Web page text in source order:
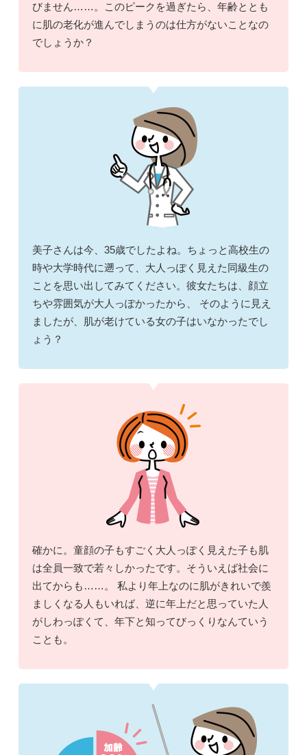
びません……。このピークを過ぎたら、年齢ととも
に肌の老化が進んでしまうのは仕方がないことなの
でしょうか？
美子さんは今、35歳でしたよね。ちょっと高校生の
時や大学時代に遡って、大人っぽく見えた同級生の
ことを思い出してみてください。彼女たちは、顔立
ちや雰囲気が大人っぽかったから、 そのように見え
ましたが、肌が老けている女の子はいなかったでし
ょう？
確かに。童顔の子もすごく大人っぽく見えた子も肌
は全員一致で若々しかったです。そういえば社会に
出てからも……。 私より年上なのに肌がきれいで羨
ましくなる人もいれば、逆に年上だと思っていた人
がしわっぽくて、年下と知ってびっくりなんていう
ことも。